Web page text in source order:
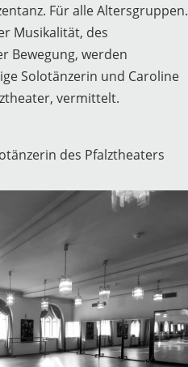
Für alle Altersgruppen.
Musikalität, des
Bewegung, werden
Solotänzerin und Caroline
vermittelt.
des Pfalztheaters